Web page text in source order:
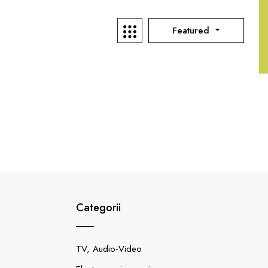
Featured
Categorii
TV, Audio-Video